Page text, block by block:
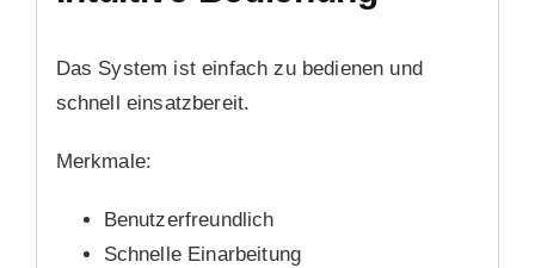
Das System ist einfach zu bedienen und
schnell einsatzbereit.
Merkmale:
Benutzerfreundlich
Schnelle Einarbeitung